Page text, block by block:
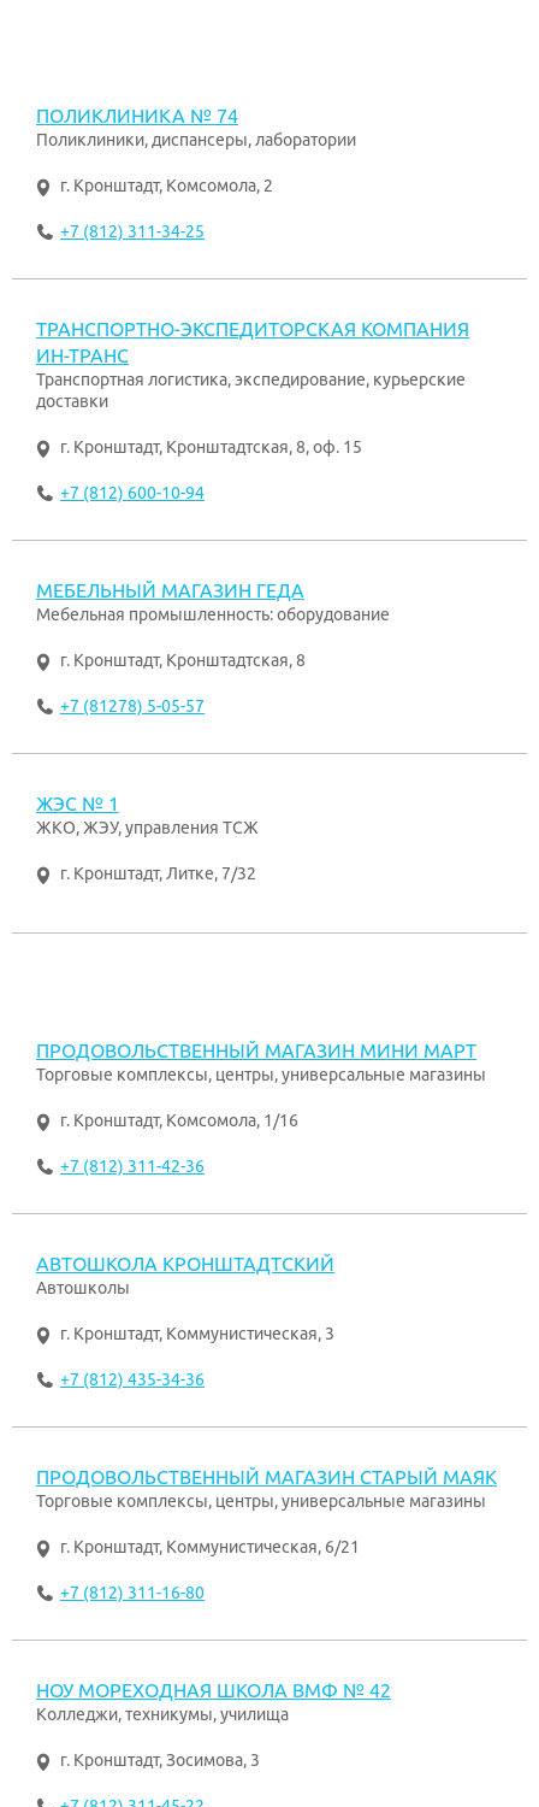
ПОЛИКЛИНИКА № 74
Поликлиники, диспансеры, лаборатории
г. Кронштадт, Комсомола, 2
+7 (812) 311-34-25
ТРАНСПОРТНО-ЭКСПЕДИТОРСКАЯ КОМПАНИЯ
ИН-ТРАНС
Транспортная логистика, экспедирование, курьерские
доставки
г. Кронштадт, Кронштадтская, 8, оф. 15
+7 (812) 600-10-94
МЕБЕЛЬНЫЙ МАГАЗИН ГЕДА
Мебельная промышленность: оборудование
г. Кронштадт, Кронштадтская, 8
+7 (81278) 5-05-57
ЖЭС № 1
ЖКО, ЖЭУ, управления ТСЖ
г. Кронштадт,Литке, 7/32
ПРОДОВОЛЬСТВЕННЫЙ МАГАЗИН МИНИ МАРТ
Торговые комплексы, центры, универсальные магазины
г. Кронштадт, Комсомола, 1/16
+7 (812) 311-42-36
АВТОШКОЛА КРОНШТАДТСКИЙ
Автошколы
г. Кронштадт, Коммунистическая, 3
+7 (812) 435-34-36
ПРОДОВОЛЬСТВЕННЫЙ МАГАЗИН СТАРЫЙ МАЯК
Торговые комплексы, центры, универсальные магазины
г. Кронштадт, Коммунистическая, 6/21
+7 (812) 311-16-80
НОУ МОРЕХОДНАЯ ШКОЛА ВМФ № 42
Колледжи, техникумы, училища
г. Кронштадт,Зосимова, 3